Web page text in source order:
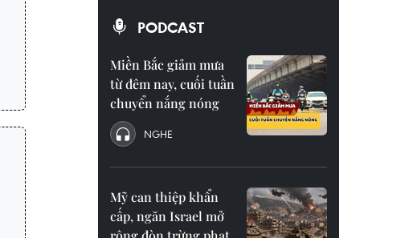
PODCAST
Miền Bắc giảm mưa
từ đêm nay, cuối tuần
chuyển nắng nóng
NGHE
Mỹ can thiệp khẩn
cấp, ngăn Israel mở